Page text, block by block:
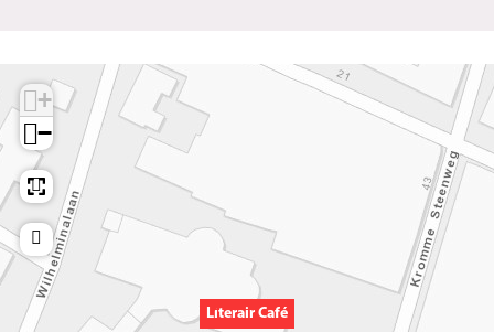
Literair Café
+
−